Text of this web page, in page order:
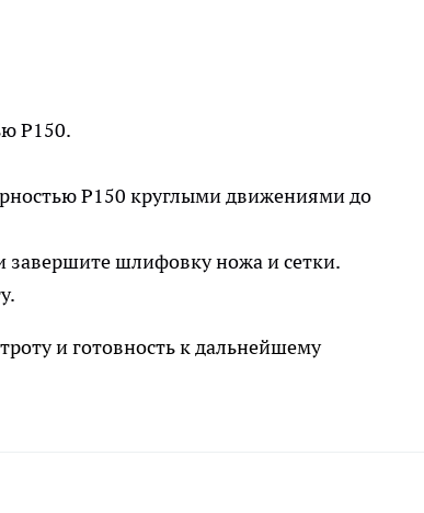
P150.
P150 круглыми движениями до
завершите шлифовку ножа и сетки.
и готовность к дальнейшему